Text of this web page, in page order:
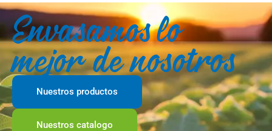
Envasamos lo
mejor de nosotros
Nuestros productos
Nuestros catalogo